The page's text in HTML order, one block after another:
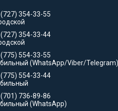
(727) 354-33-55
(727) 354-33-44
(775) 554-33-55
(WhatsApp/Viber/Telegram)
(775) 554-33-44
(701) 736-89-86
(WhatsApp)